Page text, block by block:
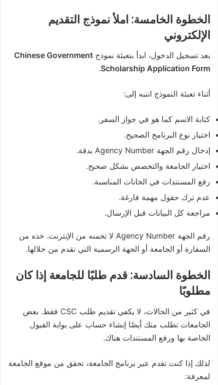
الخطوة الخامسة: املأ نموذج التقديم
الإلكتروني
بعد تسجيل الدخول، ابدأ بتعبئة نموذج Chinese Government
Scholarship Application Form
.
أثناء تعبئة النموذج انتبه إلى:
كتابة الاسم كما هو في جواز السفر.
اختيار نوع البرنامج الصحيح.
إدخال رقم الجهة Agency Number بدقة.
اختيار الجامعة والتخصص بشكل صحيح.
رفع المستندات في الخانات المناسبة.
عدم ترك حقول مهمة فارغة.
مراجعة كل البيانات قبل الإرسال.
رقم الجهة Agency Number لا تخمنه من الإنترنت. خذه من
السفارة أو الجامعة أو الجهة الرسمية التي تقدم من خلالها.
الخطوة السادسة: قدم طلبًا للجامعة إذا كان
مطلوبًا
في كثير من الحالات، لا يكفي تقديم طلب CSC فقط. بعض
الجامعات تطلب منك أيضًا إنشاء حساب على بوابة القبول
الخاصة بها ورفع المستندات هناك.
لذلك إذا كنت تقدم عبر برنامج الجامعة، تحقق من موقع الجامعة
لمعرفة: